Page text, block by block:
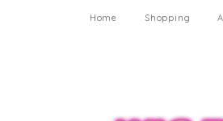
Home Shopping